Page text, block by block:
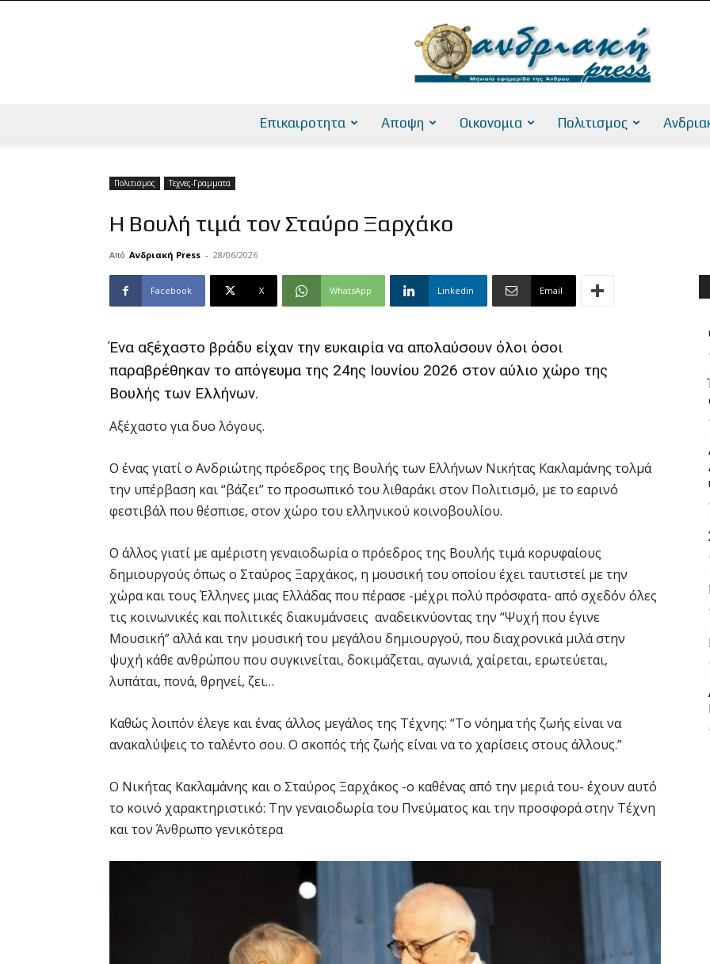
Επικαιροτητα Αποψη Οικονομια Πολιτισμος
Πολιτισμος Τεχνες-Γραμματα
Η Βουλή τιμά τον Σταύρο Ξαρχάκο
Από Ανδριακή Press - 28/06/2026
Facebook X WhatsApp Linkedin Email
Ένα αξέχαστο βράδυ είχαν την ευκαιρία να απολαύσουν όλοι όσοι
παραβρέθηκαν το απόγευμα της 24ης Ιουνίου 2026 στον αύλιο χώρο της
Βουλής των Ελλήνων.
Αξέχαστο για δυο λόγους.
Ο ένας γιατί ο Ανδριώτης πρόεδρος της Βουλής των Ελλήνων Νικήτας Κακλαμάνης τολμά
την υπέρβαση και “βάζει” το προσωπικό του λιθαράκι στον Πολιτισμό, με το εαρινό
φεστιβάλ που θέσπισε, στον χώρο του ελληνικού κοινοβουλίου.
Ο άλλος γιατί με αμέριστη γεναιοδωρία ο πρόεδρος της Βουλής τιμά κορυφαίους
δημιουργούς όπως ο Σταύρος Ξαρχάκος, η μουσική του οποίου έχει ταυτιστεί με την
χώρα και τους Έλληνες μιας Ελλάδας που πέρασε -μέχρι πολύ πρόσφατα- από σχεδόν όλες
τις κοινωνικές και πολιτικές διακυμάνσεις αναδεικνύοντας την “Ψυχή που έγινε
Μουσική” αλλά και την μουσική του μεγάλου δημιουργού, που διαχρονικά μιλά στην
ψυχή κάθε ανθρώπου που συγκινείται, δοκιμάζεται, αγωνιά, χαίρεται, ερωτεύεται,
λυπάται, πονά, θρηνεί, ζει…
Καθώς λοιπόν έλεγε και ένας άλλος μεγάλος της Τέχνης: “Το νόημα τής ζωής είναι να
ανακαλύψεις το ταλέντο σου. Ο σκοπός τής ζωής είναι να το χαρίσεις στους άλλους.”
Ο Νικήτας Κακλαμάνης και ο Σταύρος Ξαρχάκος -ο καθένας από την μεριά του- έχουν αυτό
το κοινό χαρακτηριστικό: Την γεναιοδωρία του Πνεύματος και την προσφορά στην Τέχνη
και τον Άνθρωπο γενικότερα